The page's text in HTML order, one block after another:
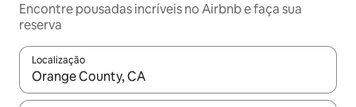
Encontre pousadas incríveis no Airbnb e faça sua
reserva
Localização
Quando os resultados estiverem disponíveis, explore-os